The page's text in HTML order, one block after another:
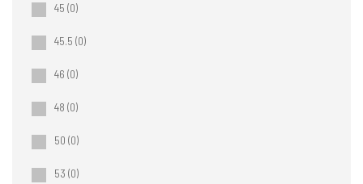
45 (0)
45.5 (0)
46 (0)
48 (0)
50 (0)
53 (0)